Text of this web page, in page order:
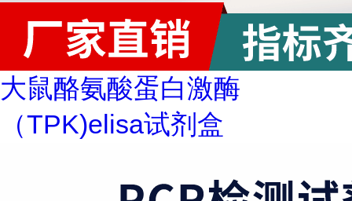
大鼠酪氨酸蛋白激酶
（TPK)elisa试剂盒